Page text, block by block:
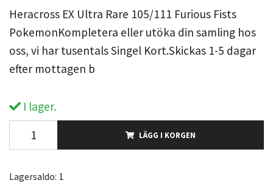
Heracross EX Ultra Rare 105/111 Furious Fists
PokemonKompletera eller utöka din samling hos
oss, vi har tusentals Singel Kort.Skickas 1-5 dagar
efter mottagen b
I lager.
LÄGG I KORGEN
Lagersaldo: 1